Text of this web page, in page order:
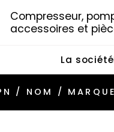
Compresseur,
accessoires et
La société